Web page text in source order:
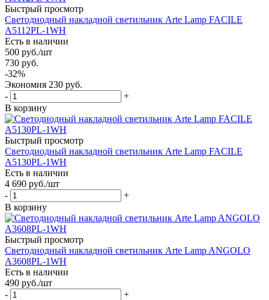
Быстрый просмотр
Светодиодный накладной светильник Arte Lamp FACILE
A5112PL-1WH
Есть в наличии
500 руб./шт
730 руб.
-32%
Экономия 230 руб.
-
+
В корзину
Быстрый просмотр
Светодиодный накладной светильник Arte Lamp FACILE
A5130PL-1WH
Есть в наличии
4 690 руб./шт
-
+
В корзину
Быстрый просмотр
Светодиодный накладной светильник Arte Lamp ANGOLO
A3608PL-1WH
Есть в наличии
490 руб./шт
-
+